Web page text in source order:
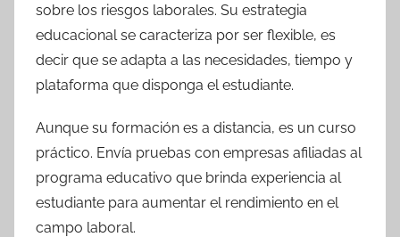
sobre los riesgos laborales. Su estrategia
educacional se caracteriza por ser flexible, es
decir que se adapta a las necesidades, tiempo y
plataforma que disponga el estudiante.
Aunque su formación es a distancia, es un curso
práctico. Envía pruebas con empresas afiliadas al
programa educativo que brinda experiencia al
estudiante para aumentar el rendimiento en el
campo laboral.